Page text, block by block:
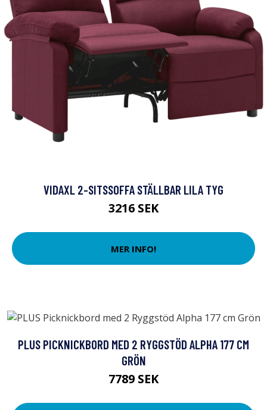
VIDAXL 2-SITSSOFFA STÄLLBAR LILA TYG
3216 SEK
MER INFO!
PLUS PICKNICKBORD MED 2 RYGGSTÖD ALPHA 177 CM
GRÖN
7789 SEK